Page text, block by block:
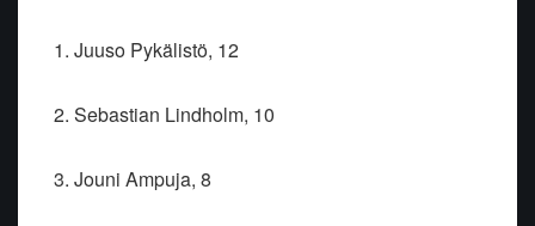
1. Juuso Pykälistö, 12
2. Sebastian Lindholm, 10
3. Jouni Ampuja, 8